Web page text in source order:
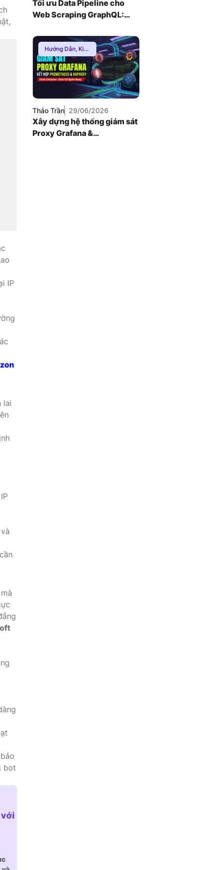
IP
lai
bot
Tối ưu Data Pipeline cho
Web Scraping GraphQL:
SOCKS5
Hướng Dẫn, Kiến
Thức Proxy,
Mạng Internnet
Thảo Trần 29/06/2026
Xây dựng hệ thống giám sát
Proxy Grafana &